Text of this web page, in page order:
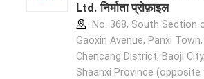
Ltd. निर्माता प्रोफ़ाइल
No. 368, South Section
Gaoxin Avenue, Panxi Town,
Chencang District, Baoji City,
Shaanxi Province (opposite